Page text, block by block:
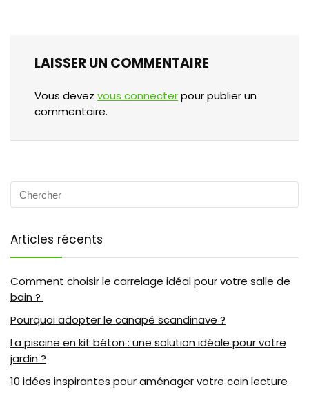
LAISSER UN COMMENTAIRE
Vous devez vous connecterpour publier un
commentaire.
Articles récents
Comment choisir le carrelage idéal pour votre salle de
bain ?
Pourquoi adopter le canapé scandinave ?
La piscine en kit béton : une solution idéale pour votre
jardin ?
10 idées inspirantes pour aménager votre coin lecture